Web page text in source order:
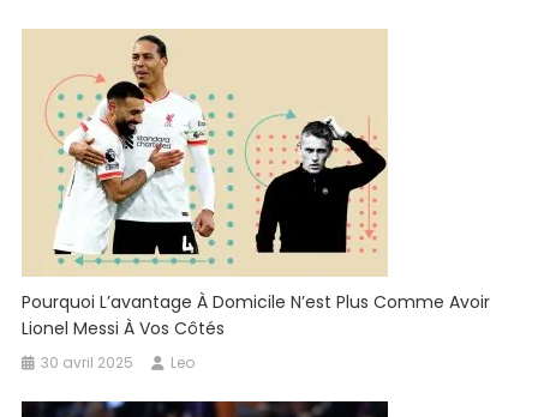
Pourquoi L’avantage À Domicile N’est Plus Comme Avoir
Lionel Messi À Vos Côtés
30 avril 2025 Leo